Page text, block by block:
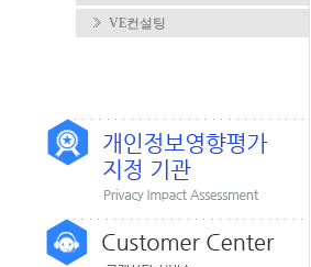
VE컨설팅